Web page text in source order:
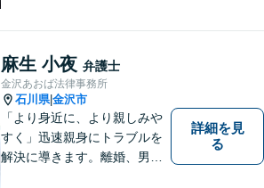
麻生 小夜 弁護士
金沢あおば法律事務所
石川県|金沢市
「より身近に、より親しみや
すく」迅速親身にトラブルを
解決に導きます。離婚、男女
詳細を見
る